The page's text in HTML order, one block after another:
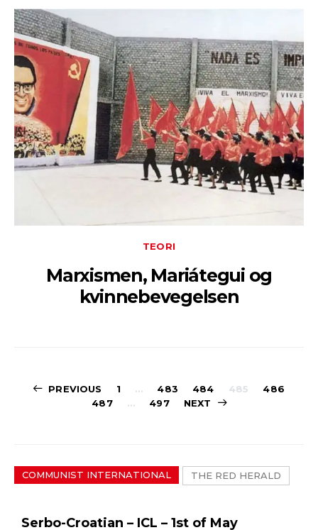
TEORI
Marxismen, Mariátegui og
kvinnebevegelsen
PREVIOUS 1 … 483 484 485
486
487
… 497 NEXT
COMMUNIST INTERNATIONAL THE RED HERALD
Serbo-Croatian – ICL – 1st of May